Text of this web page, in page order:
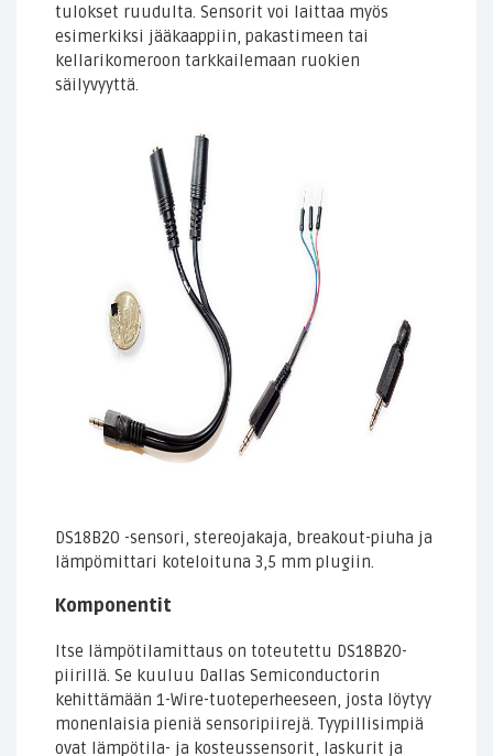
tulokset ruudulta. Sensorit voi laittaa myös
esimerkiksi jääkaappiin, pakastimeen tai
kellarikomeroon tarkkailemaan ruokien
säilyvyyttä.
DS18B20 -sensori, stereojakaja, breakout-piuha ja
lämpömittari koteloituna 3,5 mm plugiin.
Komponentit
Itse lämpötilamittaus on toteutettu DS18B20-
piirillä. Se kuuluu Dallas Semiconductorin
kehittämään 1-Wire-tuoteperheeseen, josta löytyy
monenlaisia pieniä sensoripiirejä. Tyypillisimpiä
ovat lämpötila- ja kosteussensorit, laskurit ja